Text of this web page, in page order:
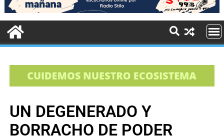
UN DEGENERADO Y
BORRACHO DE PODER